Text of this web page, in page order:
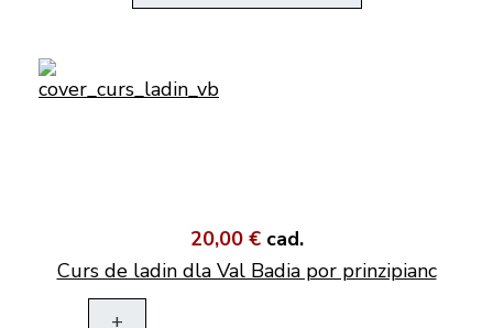
20,00 € cad.
Curs de ladin dla Val Badia por prinzipianc
+